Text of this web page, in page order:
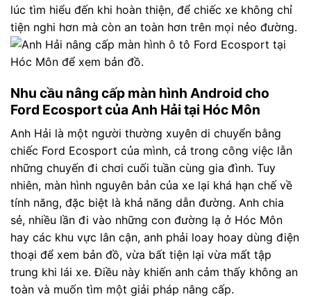
lúc tìm hiểu đến khi hoàn thiện, để chiếc xe không chỉ
tiện nghi hơn mà còn an toàn hơn trên mọi nẻo đường.
Nhu cầu nâng cấp màn hình Android cho
Ford Ecosport của Anh Hải tại Hóc Môn
Anh Hải là một người thường xuyên di chuyển bằng
chiếc Ford Ecosport của mình, cả trong công việc lẫn
những chuyến đi chơi cuối tuần cùng gia đình. Tuy
nhiên, màn hình nguyên bản của xe lại khá hạn chế về
tính năng, đặc biệt là khả năng dẫn đường. Anh chia
sẻ, nhiều lần đi vào những con đường lạ ở Hóc Môn
hay các khu vực lân cận, anh phải loay hoay dùng điện
thoại để xem bản đồ, vừa bất tiện lại vừa mất tập
trung khi lái xe. Điều này khiến anh cảm thấy không an
toàn và muốn tìm một giải pháp nâng cấp.